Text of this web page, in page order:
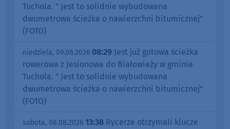
Tuchola. " Jest to solidnie wybudowana
dwumetrowa ścieżka o nawierzchni bitumicznej"
(FOTO)
niedziela, 09.08.2026 08:29 Jest już gotowa ścieżka
rowerowa z Jesionowa do Białowieży w gminie
Tuchola. " Jest to solidnie wybudowana
dwumetrowa ścieżka o nawierzchni bitumicznej"
(FOTO)
sobota, 08.08.2026 13:38 Rycerze otrzymali klucze